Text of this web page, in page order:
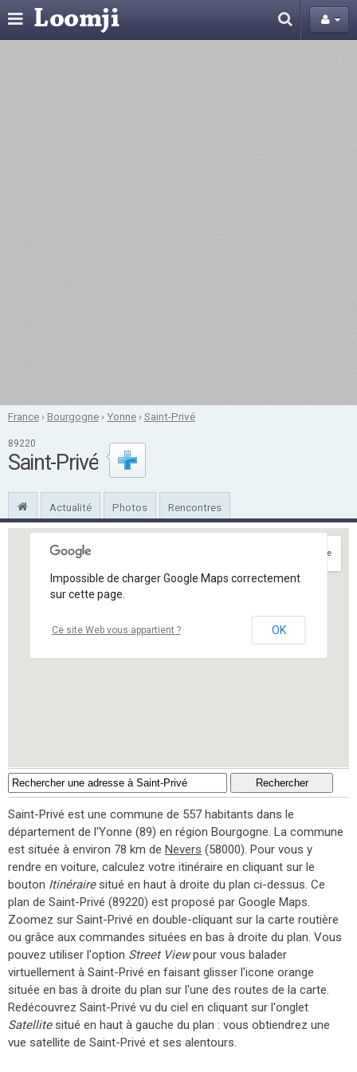
France ›Bourgogne ›Yonne ›Saint-Privé
89220
Saint-Privé
Actualité Photos Rencontres
Impossible de charger Google Maps correctement
sur cette page.
Ce site Web vous appartient ? OK
Itinéraire
Saint-Privé est une commune de 557 habitants dans le
département de l'Yonne (89) en région Bourgogne. La commune
est située à environ 78 km de Nevers (58000). Pour vous y
rendre en voiture, calculez votre itinéraire en cliquant sur le
bouton Itinérairesitué en haut à droite du plan ci-dessus. Ce
plan de Saint-Privé (89220) est proposé par Google Maps.
Zoomez sur Saint-Privé en double-cliquant sur la carte routière
ou grâce aux commandes situées en bas à droite du plan. Vous
pouvez utiliser l'option Street Viewpour vous balader
virtuellement à Saint-Privé en faisant glisser l'icone orange
située en bas à droite du plan sur l'une des routes de la carte.
Redécouvrez Saint-Privé vu du ciel en cliquant sur l'onglet
Satellitesitué en haut à gauche du plan : vous obtiendrez une
vue satellite de Saint-Privé et ses alentours.